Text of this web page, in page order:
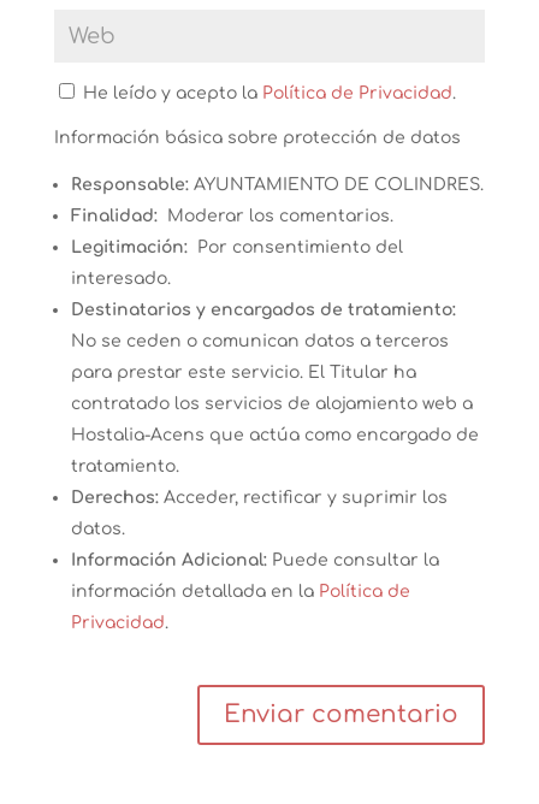
He leído y acepto la Política de Privacidad.
Información básica sobre protección de datos
Responsable:AYUNTAMIENTO DE COLINDRES.
Finalidad:Moderar los comentarios.
Legitimación:Por consentimiento del
interesado.
Destinatarios y encargados de tratamiento:
No se ceden o comunican datos a terceros
para prestar este servicio. El Titular ha
contratado los servicios de alojamiento web a
Hostalia-Acens que actúa como encargado de
tratamiento.
Derechos:Acceder, rectificar y suprimir los
datos.
Información Adicional:Puede consultar la
información detallada en la Política de
Privacidad.